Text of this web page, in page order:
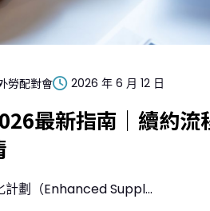
勞配對會 2026 年 6 月 12 日
最新指南｜續約
計劃（Enhanced Suppl...